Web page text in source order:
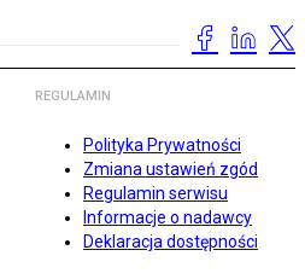
REGULAMIN
Polityka Prywatności
Zmiana ustawień zgód
Regulamin serwisu
Informacje o nadawcy
Deklaracja dostępności